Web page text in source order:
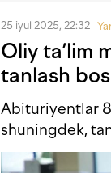
25 iyul 2025, 22:32
Oliy ta’lim
tanlash
Abituriyentlar
shuningdek,